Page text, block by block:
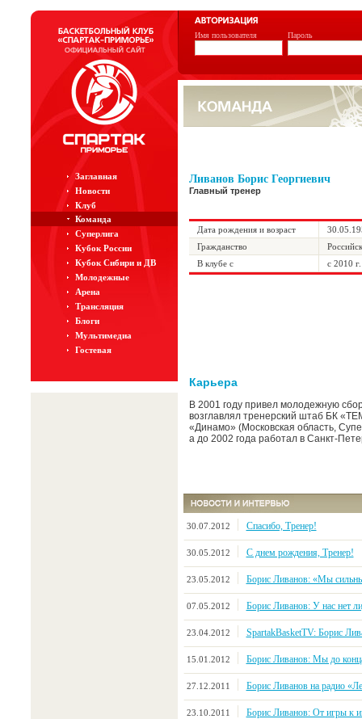
Имя пользователя Пароль
Заглавная
Новости
Клуб
Команда
Суперлига
Кубок России
Кубок Сибири и ДВ
Молодежные
Арена
Трансляция
Блоги
Мультимедиа
Гостевая
Ливанов Борис Георгиевич
Главный тренер
Дата рождения и возраст
Гражданство
В клубе с
с 2010 г.
Карьера
В 2001 году привел молодежную
возглавлял тренерский штаб БК
«Динамо» (Московская область,
а до 2002 года работал в Санкт-
30.07.2012 Спасибо, Тренер!
30.05.2012 С днем рождения, Тренер!
23.05.2012 Борис Ливанов: «Мы
07.05.2012 Борис Ливанов: У нас нет
23.04.2012 SpartakBasketTV: Борис
15.01.2012 Борис Ливанов: Мы до
27.12.2011 Борис Ливанов на радио
23.10.2011 Борис Ливанов: От игры к